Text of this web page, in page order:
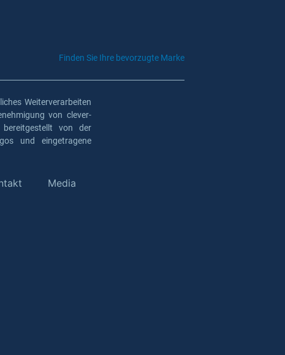
Finden Sie Ihre bevorzugte Marke
Weiterverarbeiten
von clever-
von der
und eingetragene
Media